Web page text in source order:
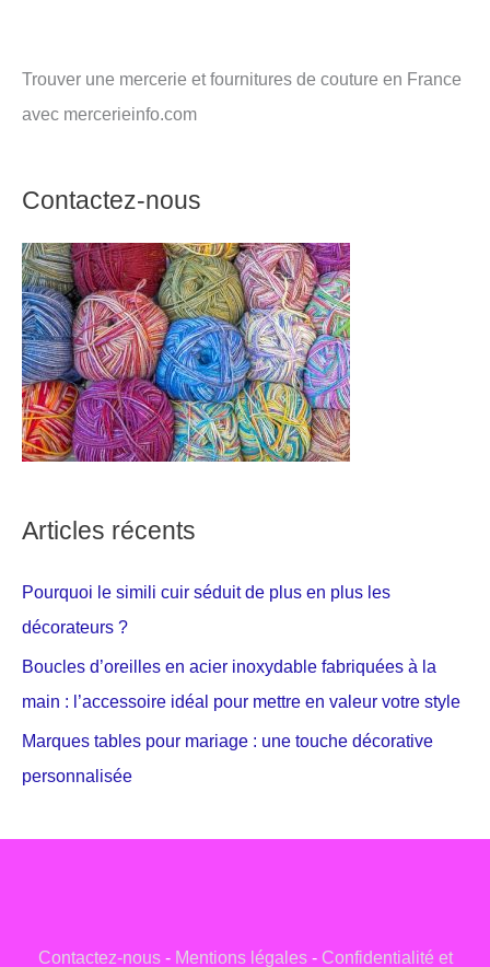
Trouver une mercerie et fournitures de couture en France
avec mercerieinfo.com
Contactez-nous
Articles récents
Pourquoi le simili cuir séduit de plus en plus les
décorateurs ?
Boucles d’oreilles en acier inoxydable fabriquées à la
main : l’accessoire idéal pour mettre en valeur votre style
Marques tables pour mariage : une touche décorative
personnalisée
Contactez-nous- Mentions légales- Confidentialité et